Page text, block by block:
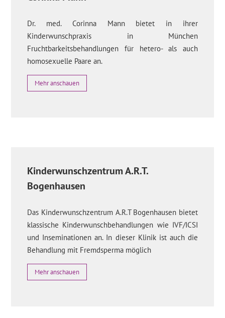
Dr. med. Corinna Mann bietet in ihrer
Kinderwunschpraxis in München
Fruchtbarkeitsbehandlungen für hetero- als auch
homosexuelle Paare an.
Mehr anschauen
Kinderwunschzentrum A.R.T.
Bogenhausen
Das Kinderwunschzentrum A.R.T Bogenhausen bietet
klassische Kinderwunschbehandlungen wie IVF/ICSI
und Inseminationen an. In dieser Klinik ist auch die
Behandlung mit Fremdsperma möglich
Mehr anschauen